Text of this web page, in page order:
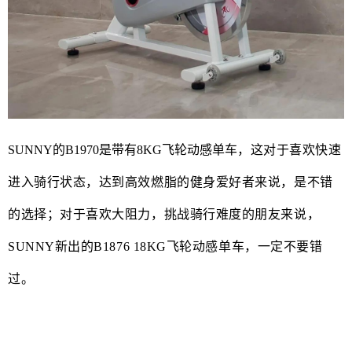
SUNNY的B1970是带有8KG飞轮动感单车，这对于喜欢快速
进入骑行状态，达到高效燃脂的健身爱好者来说，是不错
的选择 ；对于喜欢大阻力，挑战骑行难度的朋友来说，
SUNNY新出的B1876 18KG飞轮动感单车，一定不要错
过。